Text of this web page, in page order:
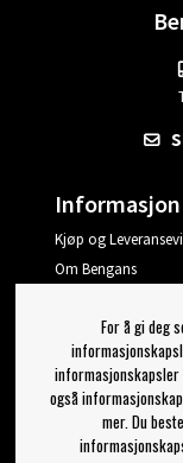
Informasjon
Kjøp og
Om Bengans
Jeg
For å gi deg
også
mer. Du